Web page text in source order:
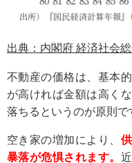
出典：内閣府 経済社会
不動産の価格は、基本
が高ければ金額は高く
落ちるというのが原則で
空き家の増加により、
暴落が危惧されます。